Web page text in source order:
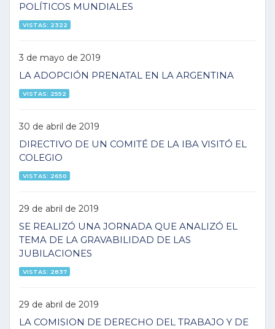
POLÍTICOS MUNDIALES
VISTAS: 2322
3 de mayo de 2019
LA ADOPCIÓN PRENATAL EN LA ARGENTINA
VISTAS: 2552
30 de abril de 2019
DIRECTIVO DE UN COMITÉ DE LA IBA VISITÓ EL
COLEGIO
VISTAS: 2650
29 de abril de 2019
SE REALIZÓ UNA JORNADA QUE ANALIZÓ EL
TEMA DE LA GRAVABILIDAD DE LAS
JUBILACIONES
VISTAS: 2837
29 de abril de 2019
LA COMISION DE DERECHO DEL TRABAJO Y DE